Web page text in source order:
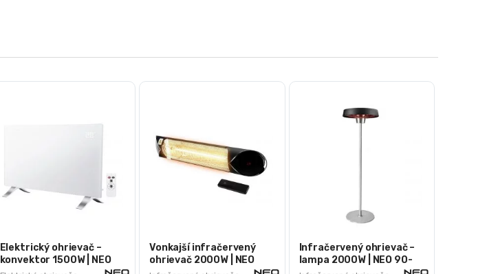
Elektrický ohrievač –
konvektor 1500W | NEO
Vonkajší infračervený
ohrievač 2000W | NEO
Infračervený ohrievač –
lampa 2000W | NEO 90-